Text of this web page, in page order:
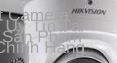
Uy Tín Tại
Phẩm
Hãng